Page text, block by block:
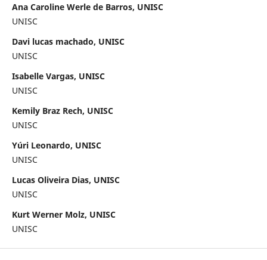
Ana Caroline Werle de Barros, UNISC
UNISC
Davi lucas machado, UNISC
UNISC
Isabelle Vargas, UNISC
UNISC
Kemily Braz Rech, UNISC
UNISC
Yúri Leonardo, UNISC
UNISC
Lucas Oliveira Dias, UNISC
UNISC
Kurt Werner Molz, UNISC
UNISC